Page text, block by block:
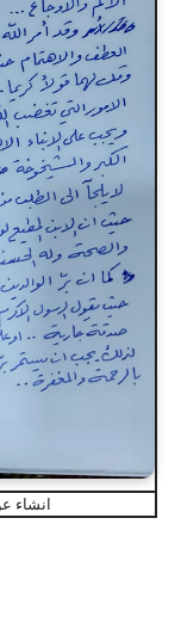
انشاء